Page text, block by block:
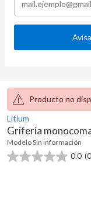
Producto no
Litium
Grifería
ModeloSin información
0.0
0.0